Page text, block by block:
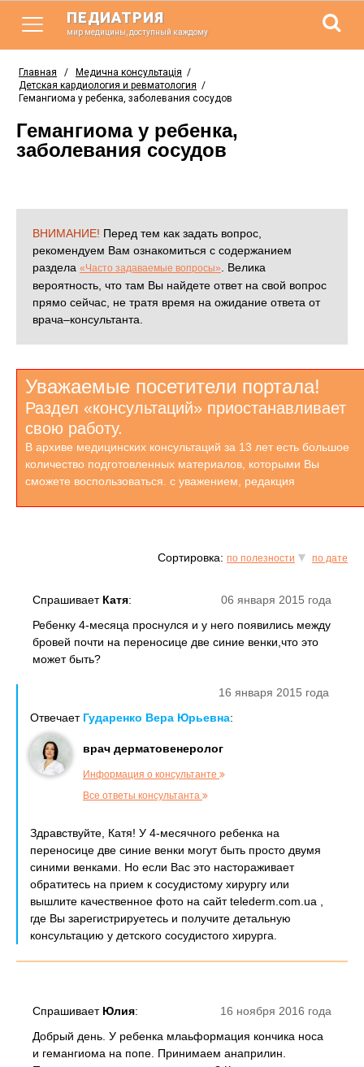
ПЕДИАТРИЯ
мир медицины, доступный каждому
Главная / Медична консультація /
Детская кардиология и ревматология /
Гемангиома у ребенка, заболевания сосудов
Гемангиома у ребенка,
заболевания сосудов
ВНИМАНИЕ! Перед тем как задать вопрос,
рекомендуем Вам ознакомиться с содержанием
раздела «Часто задаваемые вопросы»
. Велика
вероятность, что там Вы найдете ответ на свой вопрос
прямо сейчас, не тратя время на ожидание ответа от
врача–консультанта.
Уважаемые посетители портала!
Раздел «консультаций» приостанавливает
свою работу.
В архиве медицинских консультаций за 13 лет есть большое
количество подготовленных материалов, которыми Вы
сможете воспользоваться. с уважением, редакция
Сортировка: по полезности по дате
06 января 2015 года
Спрашивает Катя:
Ребенку 4-месяца проснулся и у него появились между
бровей почти на переносице две синие венки,что это
может быть?
16 января 2015 года
Отвечает Гударенко Вера Юрьевна:
врач дерматовенеролог
Информация о консультанте
Все ответы консультанта
Здравствуйте, Катя! У 4-месячного ребенка на
переносице две синие венки могут быть просто двумя
синими венками. Но если Вас это настораживает
обратитесь на прием к сосудистому хирургу или
вышлите качественное фото на сайт telederm.com.ua ,
где Вы зарегистрируетесь и получите детальную
консультацию у детского сосудистого хирурга.
16 ноября 2016 года
Спрашивает Юлия:
Добрый день. У ребенка млаьформация кончика носа
и гемангиома на попе. Принимаем анаприлин.